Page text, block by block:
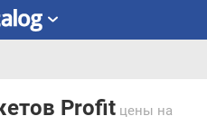
Profit цены на